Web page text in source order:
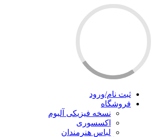
ثبت نام/ورود
فروشگاه
نسخه فیزیکی آلبوم
اکسسوری
لباس هنرمندان